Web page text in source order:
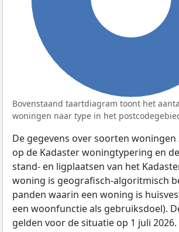
Bovenstaand taartdiagram toont het
woningen naar type in het
De gegevens over soorten woningen
op de Kadaster woningtypering en
stand- en ligplaatsen van het
woning is geografisch-algoritmisch
panden waarin een woning is
een woonfunctie als gebruiksdoel).
gelden voor de situatie op 1 juli 2026.